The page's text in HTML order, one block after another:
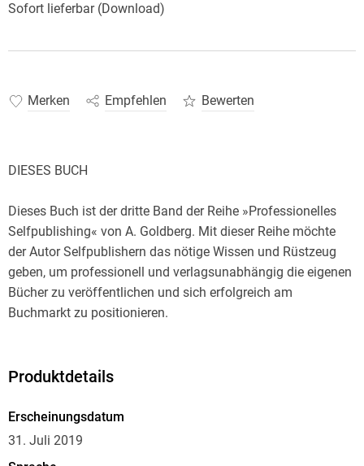
Sofort lieferbar (Download)
Merken Empfehlen Bewerten
DIESES BUCH
Dieses Buch ist der dritte Band der Reihe »Professionelles
Selfpublishing« von A. Goldberg. Mit dieser Reihe möchte
der Autor Selfpublishern das nötige Wissen und Rüstzeug
geben, um professionell und verlagsunabhängig die eigenen
Bücher zu veröffentlichen und sich erfolgreich am
Buchmarkt zu positionieren.
schwerpunktmäßig mit der ökonomischen Seite des
Bücher nicht nur veröffentlichen, sondern man möchte sie
auch verkaufen - gerade wenn man sich professionalisiert
Produktdetails
Erscheinungsdatum
31. Juli 2019